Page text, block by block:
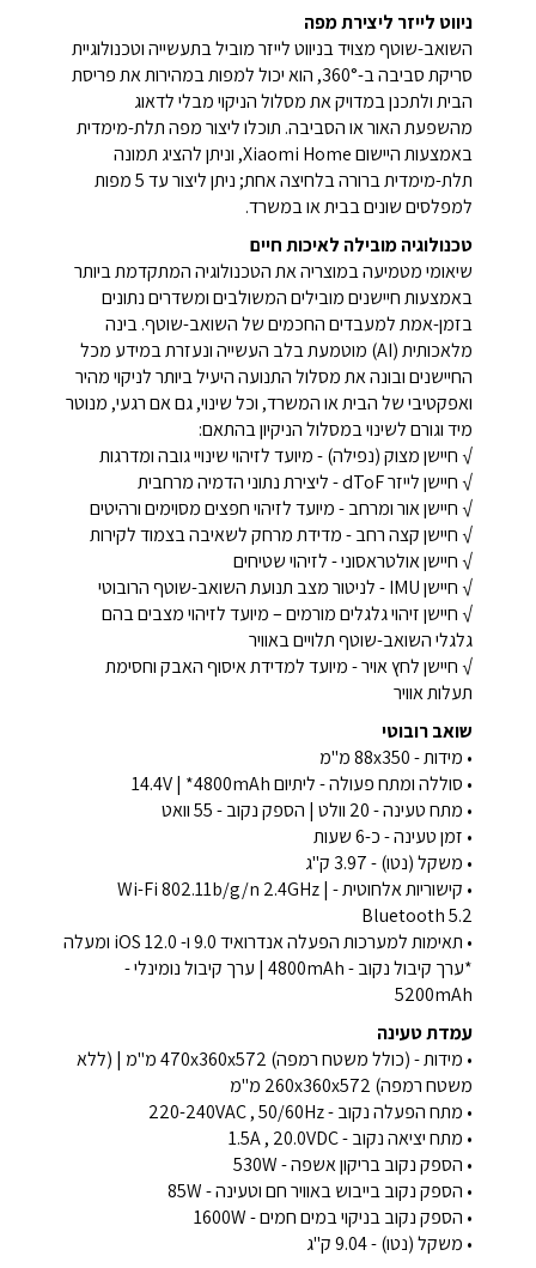
ניווט לייזר ליצירת מפה
השואב-שוטף מצויד בניווט לייזר מוביל בתעשייה וטכנולוגיית
סריקת סביבה ב-360°, הוא יכול למפות במהירות את פריסת
הבית ולתכנן במדויק את מסלול הניקוי מבלי לדאוג
מהשפעת האור או הסביבה. תוכלו ליצור מפה תלת-מימדית
באמצעות היישום Xiaomi Home, וניתן להציג תמונה
תלת-מימדית ברורה בלחיצה אחת; ניתן ליצור עד 5 מפות
למפלסים שונים בבית או במשרד.
טכנולוגיה מובילה לאיכות חיים
שיאומי מטמיעה במוצריה את הטכנולוגיה המתקדמת ביותר
באמצעות חיישנים מובילים המשולבים ומשדרים נתונים
בזמן-אמת למעבדים החכמים של השואב-שוטף. בינה
מלאכותית (AI) מוטמעת בלב העשייה ונעזרת במידע מכל
החיישנים ובונה את מסלול התנועה היעיל ביותר לניקוי מהיר
ואפקטיבי של הבית או המשרד, וכל שינוי, גם אם רגעי, מנוטר
מיד וגורם לשינוי במסלול הניקיון בהתאם:
√ חיישן מצוק (נפילה) - מיועד לזיהוי שינויי גובה ומדרגות
√ חיישן לייזר dToF - ליצירת נתוני הדמיה מרחבית
√ חיישן אור ומרחב - מיועד לזיהוי חפצים מסוימים ורהיטים
√ חיישן קצה רחב - מדידת מרחק לשאיבה בצמוד לקירות
√ חיישן אולטראסוני - לזיהוי שטיחים
√ חיישן IMU - לניטור מצב תנועת השואב-שוטף הרובוטי
√ חיישן זיהוי גלגלים מורמים – מיועד לזיהוי מצבים בהם
גלגלי השואב-שוטף תלויים באוויר
√ חיישן לחץ אויר - מיועד למדידת איסוף האבק וחסימת
תעלות אוויר
שואב רובוטי
• מידות - 88x350 מ"מ
• סוללה ומתח פעולה - ליתיום 14.4V | *4800mAh
• מתח טעינה - 20 וולט | הספק נקוב - 55 וואט
• זמן טעינה - כ-6 שעות
• משקל (נטו) - 3.97 ק"ג
• קישוריות אלחוטית - Wi-Fi 802.11b/g/n 2.4GHz |
Bluetooth 5.2
• תאימות למערכות הפעלה אנדרואיד 9.0 ו- iOS 12.0 ומעלה
*ערך קיבול נקוב - 4800mAh | ערך קיבול נומינלי -
5200mAh
עמדת טעינה
• מידות - (כולל משטח רמפה) 470x360x572 מ"מ | (ללא
משטח רמפה) 260x360x572 מ"מ
• מתח הפעלה נקוב - 220-240VAC , 50/60Hz
• מתח יציאה נקוב - 1.5A , 20.0VDC
• הספק נקוב בריקון אשפה - 530W
• הספק נקוב בייבוש באוויר חם וטעינה - 85W
• הספק נקוב בניקוי במים חמים - 1600W
• משקל (נטו) - 9.04 ק"ג